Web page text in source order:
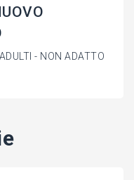
- NON ADATTO